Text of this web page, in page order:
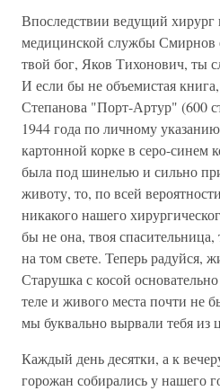
Впоследствии ведущий хирург
медицинской службы Смирнов
твой бог, Яков Тихонович, ты
И если бы не объемистая
Степанова "Порт-Артур" (600
1944 года по личному
картонной корке в серо-синем
была под шинелью и сильно
животу, то, по всей
никакого нашего
бы не она, твоя
на том свете. Теперь радуйся,
Старушка с косой
теле и живого места почти не
мы буквально вырвали тебя из
Каждый день десятки, а к
горожан собирались у нашего